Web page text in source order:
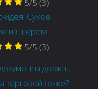
5/5 (3)
идея: Сухое
из шерсти
5/5 (3)
должны
торговой точке?